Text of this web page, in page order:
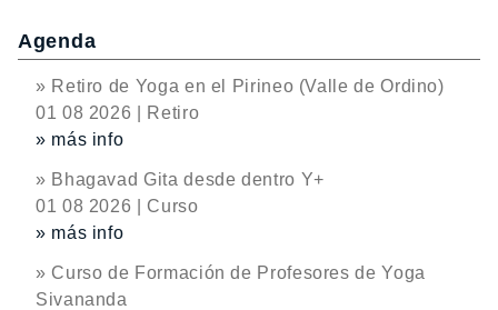
Agenda
» Retiro de Yoga en el Pirineo (Valle de Ordino)
01 08 2026 | Retiro
» más info
» Bhagavad Gita desde dentro Y+
01 08 2026 | Curso
» más info
» Curso de Formación de Profesores de Yoga
Sivananda